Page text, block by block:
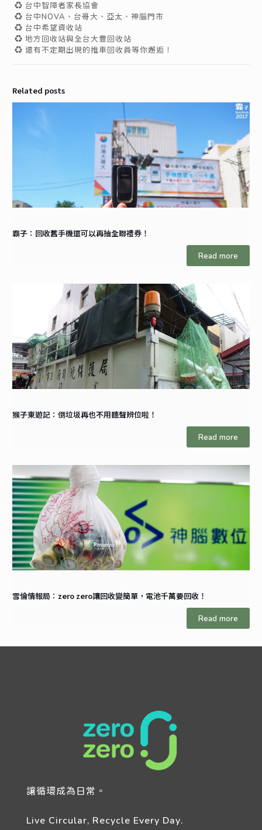
♻ 台中智障者家長協會
♻ 台中NOVA、台哥大、亞太、神腦門市
♻ 台中希望資收站
♻ 地方回收站與全台大豐回收站
♻ 還有不定期出現的推車回收員等你邂逅！
Related posts
霸子：回收舊手機還可以再抽全聯禮券！
Read more
猴子東遊記：倒垃圾再也不用聽聲辨位啦！
Read more
雪倫情報局：zero zero讓回收變簡單，電池千萬要回收！
Read more
讓循環成為日常。
Live Circular, Recycle Every Day.